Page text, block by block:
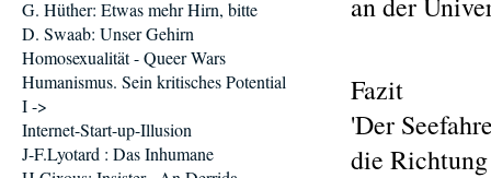
Fazit
'Der
die
G. Hüther: Etwas mehr Hirn, bitte
D. Swaab: Unser Gehirn
Homosexualität - Queer Wars
Humanismus. Sein kritisches Potential
I ->
Internet-Start-up-Illusion
J-F.Lyotard : Das Inhumane